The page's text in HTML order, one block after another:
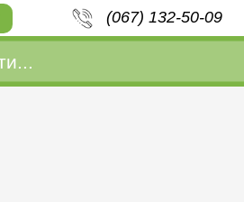
(067) 132-50-09